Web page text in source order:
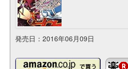
発売日：2016年06月09日